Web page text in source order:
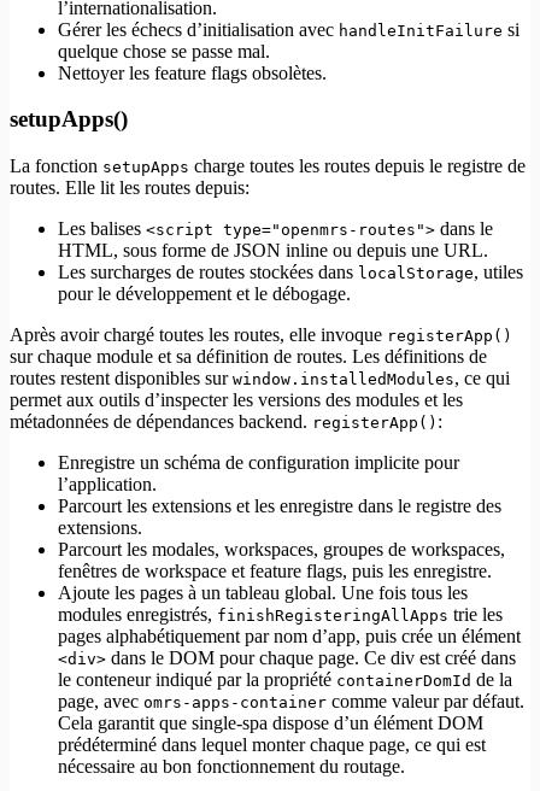
l’internationalisation.
Gérer les échecs d’initialisation avec handleInitFailure si
quelque chose se passe mal.
Nettoyer les feature flags obsolètes.
setupApps()
La fonction setupApps charge toutes les routes depuis le registre de
routes. Elle lit les routes depuis:
Les balises <script type="openmrs-routes"> dans le
HTML, sous forme de JSON inline ou depuis une URL.
Les surcharges de routes stockées dans localStorage, utiles
pour le développement et le débogage.
Après avoir chargé toutes les routes, elle invoque registerApp()
sur chaque module et sa définition de routes. Les définitions de
routes restent disponibles sur window.installedModules, ce qui
permet aux outils d’inspecter les versions des modules et les
métadonnées de dépendances backend. registerApp() :
Enregistre un schéma de configuration implicite pour
l’application.
Parcourt les extensions et les enregistre dans le registre des
extensions.
Parcourt les modales, workspaces, groupes de workspaces,
fenêtres de workspace et feature flags, puis les enregistre.
Ajoute les pages à un tableau global. Une fois tous les
modules enregistrés, finishRegisteringAllApps trie les
pages alphabétiquement par nom d’app, puis crée un élément
<div> dans le DOM pour chaque page. Ce div est créé dans
le conteneur indiqué par la propriété containerDomId de la
page, avec omrs-apps-container comme valeur par défaut.
Cela garantit que single-spa dispose d’un élément DOM
prédéterminé dans lequel monter chaque page, ce qui est
nécessaire au bon fonctionnement du routage.